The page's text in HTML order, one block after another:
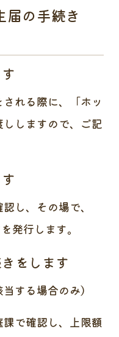
届の手続き
れる際に、「ホッ
しますので、ご記
し、その場で、
発行します。
をします
当する場合のみ）
で確認し、上限額